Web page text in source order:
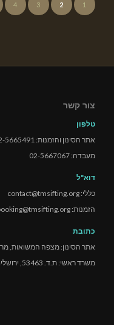
1
2
3
4
צור קשר
טלפון
אתר הסינון והזמנות: 02-5665491
מעבדה: 02-5667067
דוא"ל
כללי: contact@tmsifting.org
הזמנות: booking@tmsifting.org
כתובת
אתר הסינון: מצפה המשואות,
משרד ראשי: ת.ד. 53463, ירושלים 9153303